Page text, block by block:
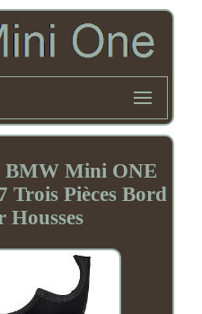
BMW Mini ONE
Trois Pièces Bord